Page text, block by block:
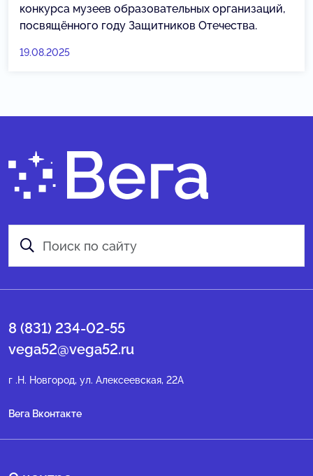
конкурса музеев образовательных организаций,
посвящённого году Защитников Отечества.
19.08.2025
8 (831) 234-02-55
vega52@vega52.ru
г .Н. Новгород, ул. Алексеевская, 22А
Вега Вконтакте